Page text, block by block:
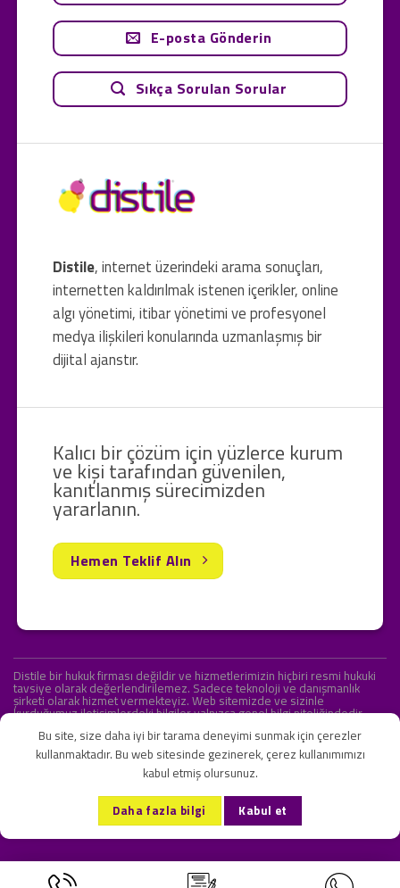
Distile, internet üzerindeki arama sonuçları,
internetten kaldırılmak istenen içerikler, online
algı yönetimi, itibar yönetimi ve profesyonel
medya ilişkileri konularında uzmanlaşmış bir
dijital ajanstır.
E-posta Gönderin
Sıkça Sorulan Sorular
Kalıcı bir çözüm için yüzlerce kurum
ve kişi tarafından güvenilen,
kanıtlanmış sürecimizden
yararlanın.
Hemen Teklif Alın
Distile bir hukuk firması değildir ve hizmetlerimizin hiçbiri resmi hukuki
tavsiye olarak değerlendirilemez. Sadece teknoloji ve danışmanlık
şirketi olarak hizmet vermekteyiz. Web sitemizde ve sizinle
kurduğumuz iletişimlerdeki bilgiler yalnızca genel bilgi niteliğindedir.
KVKK ve Gizlilik Sözleşmesi S.S.S. İletişim
Copyright 2026 ©Onlipr Teknoloji ve Ticaret A.Ş.
Bu site, size daha iyi bir tarama deneyimi sunmak için çerezler
kullanmaktadır. Bu web sitesinde gezinerek, çerez kullanımımızı
kabul etmiş olursunuz.
Daha fazla bilgi Kabul et